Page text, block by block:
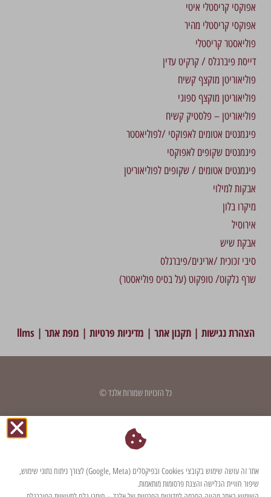
אפוקסי קריסטלי איטי
אפוקסי קריסטלי מהיר
פוליאסטר קריסטלי
דייסת פיברגלס / קרקיט עדין
פוליאוריטן מוקצף קשיח
פוליאוריטן מוקצף ספוגי
פוליאוריטן – פלסטיק קשיח
פיגמנטים אטומים לאפוקסי /לפוליאסטר
פיגמנטים שקופים לאפוקסי
פיגמנטים אטומים / שקופים לפוליאוריטן
אבקות למילוי
מיקרו בלון
אירוסיל
אבקת שיש
סיבי זכוכית /אריגים/פיברגלס
שרף גלקוט/ טופקוט (על בסיס פוליאסטר)
הצהרת נגישות |תקנון אתר | מדיניות פרטיות | מפת אתר |
llms
כל הזכויות שמורות אלגד ©
אתר זה עושה שימוש בקובצי Cookies ובפיקסלים (Google, Meta) לצורך ניתוח נתוני שימוש,
שיפור חוויית הגלישה והצגת פרסומות מותאמות.